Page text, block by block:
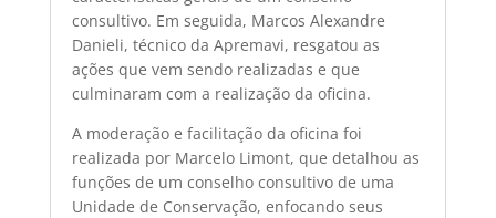
consultivo. Em seguida, Marcos Alexandre
Danieli, técnico da Apremavi, resgatou as
ações que vem sendo realizadas e que
culminaram com a realização da oficina.
A moderação e facilitação da oficina foi
realizada por Marcelo Limont, que detalhou as
funções de um conselho consultivo de uma
Unidade de Conservação, enfocando seus